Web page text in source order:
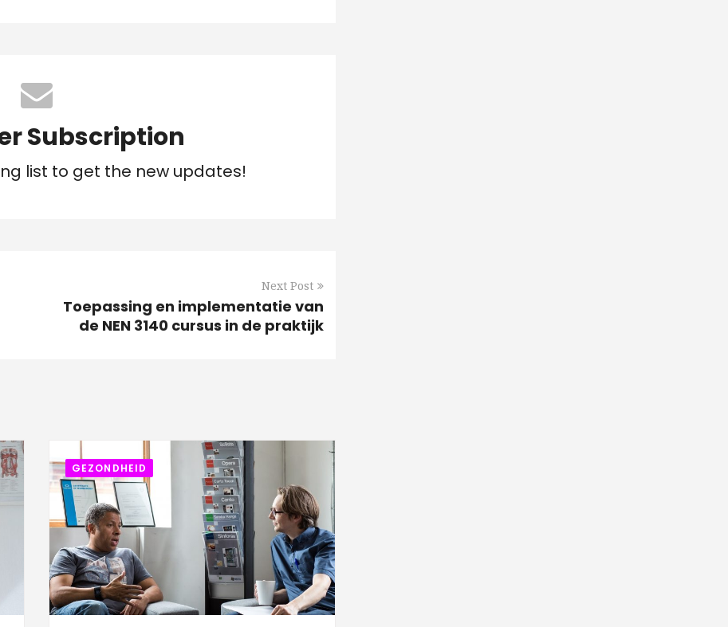
Subscription
list to get the new updates!
Next Post
Toepassing en implementatie van
de NEN 3140 cursus in de praktijk
GEZONDHEID